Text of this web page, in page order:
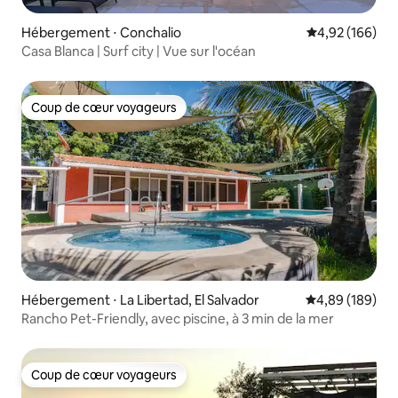
Hébergement ⋅ Conchalio Évaluation
4,92 (166)
Casa Blanca | Surf city | Vue sur l'océan
Coup de cœur voyageurs
Coup de cœur voyageurs
Hébergement ⋅ La Libertad, El Salvador Évaluation
4,89 (189)
Rancho Pet-Friendly, avec piscine, à 3 min de la mer
Coup de cœur voyageurs
Coup de cœur voyageurs